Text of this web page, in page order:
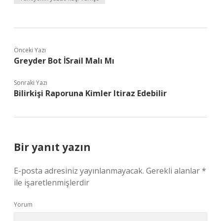
Önceki Yazı
Greyder Bot İSrail Malı Mı
Sonraki Yazı
Bilirkişi Raporuna Kimler Itiraz Edebilir
Bir yanıt yazın
E-posta adresiniz yayınlanmayacak. Gerekli alanlar*
ile işaretlenmişlerdir
Yorum